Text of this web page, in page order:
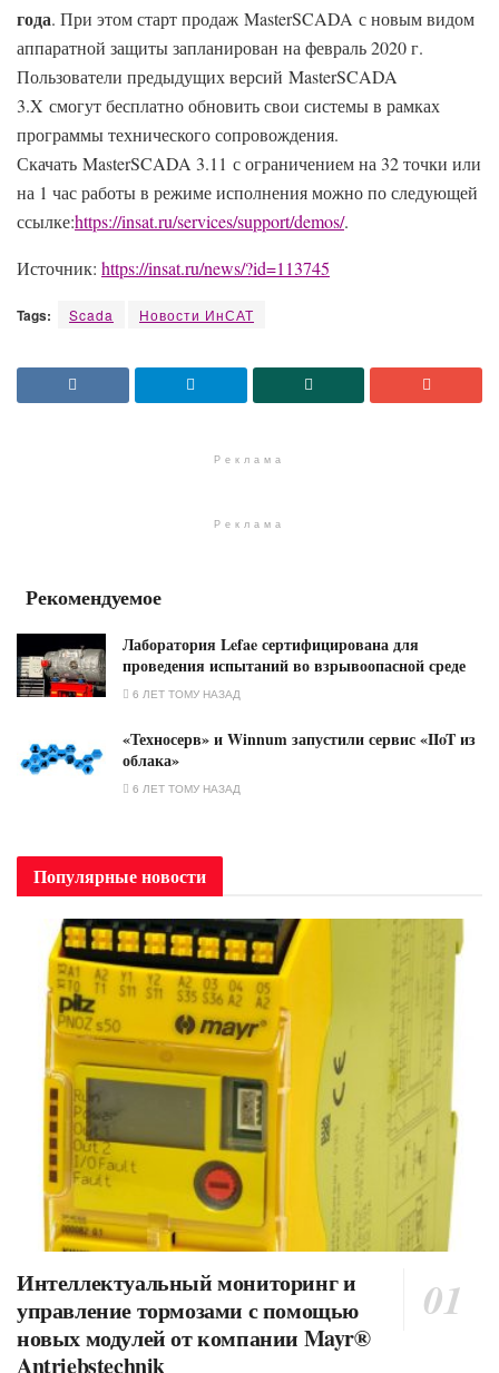
года. При этом старт продаж MasterSCADA с новым видом
аппаратной защиты запланирован на февраль 2020 г.
Пользователи предыдущих версий MasterSCADA
3.X смогут бесплатно обновить свои системы в рамках
программы технического сопровождения.
Скачать MasterSCADA 3.11 с ограничением на 32 точки или
на 1 час работы в режиме исполнения можно по следующей
ссылке:https://insat.ru/services/support/demos/.
Источник: https://insat.ru/news/?id=113745
Tags: Scada Новости ИнСАТ
Реклама
Реклама
Рекомендуемое
Лаборатория Lefae сертифицирована для
проведения испытаний во взрывоопасной среде
6 ЛЕТ ТОМУ НАЗАД
«Техносерв» и Winnum запустили сервис «IIoT из
облака»
6 ЛЕТ ТОМУ НАЗАД
Популярные новости
Интеллектуальный мониторинг и
управление тормозами с помощью
новых модулей от компании Mayr®
Antriebstechnik